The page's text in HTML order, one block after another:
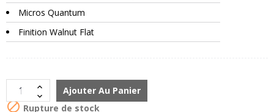
Micros Quantum
Finition Walnut Flat
Ajouter Au Panier
 Rupture de stock